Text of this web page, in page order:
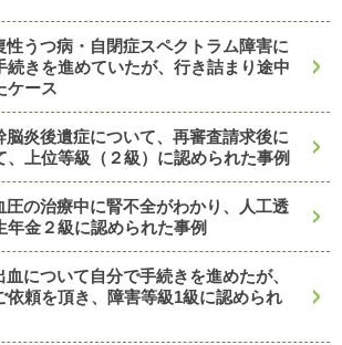
性うつ病・自閉症スペクトラム障害に
続きを進めていたが、行き詰まり途中
ケース
脳炎後遺症について、再審査請求後に
、上位等級（２級）に認められた事例
圧の治療中に腎不全がわかり、人工透
年金２級に認められた事例
血について自分で手続きを進めたが、
依頼を頂き、障害等級1級に認められ